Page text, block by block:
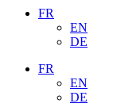
FR
EN
DE
FR
EN
DE